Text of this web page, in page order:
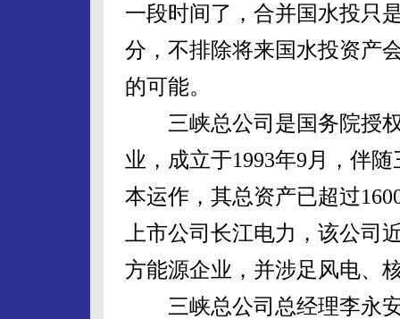
一段时间了，合并国水投只
分，不排除将来国水投资产
的可能。
三峡总公司是国务院授权
业，成立于1993年9月，伴
本运作，其总资产已超过
上市公司长江电力，该公司
方能源企业，并涉足风电、
三峡总公司总经理李永安